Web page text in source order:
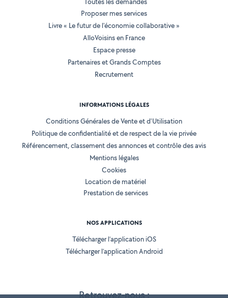
Retrouvez-nous :
Proposer mes services
Livre « Le futur de l'économie collaborative »
AlloVoisins en France
Espace presse
Partenaires et Grands Comptes
Recrutement
INFORMATIONS LÉGALES
Conditions Générales de Vente et d'Utilisation
Politique de confidentialité et de respect de la vie privée
Référencement, classement des annonces et contrôle des avis
Mentions légales
Cookies
Location de matériel
Prestation de services
NOS APPLICATIONS
Télécharger l’application iOS
Télécharger l’application Android